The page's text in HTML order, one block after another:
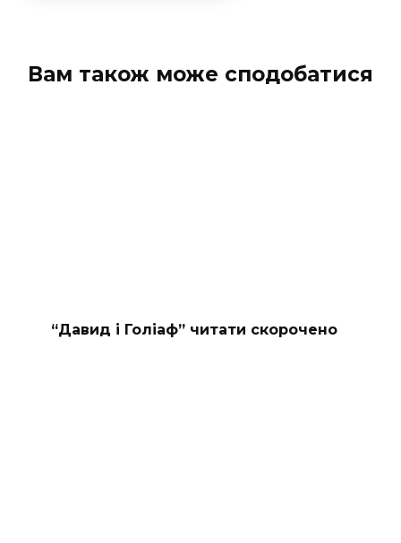
Вам також може сподобатися
“Давид і Голіаф” читати скорочено